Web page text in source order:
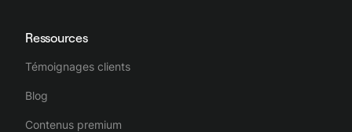
Ressources
Témoignages clients
Blog
Contenus premium